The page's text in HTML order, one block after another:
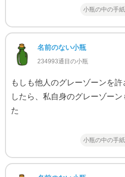
小瓶の中の手
名前のない小瓶
234993通目の小瓶
もしも他人のグレーゾーンを
したら、私自身のグレーゾー
た
小瓶の中の手